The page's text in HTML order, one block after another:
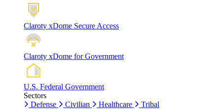
Claroty xDome Secure Access
Claroty xDome for Government
U.S. Federal Government
Sectors
Defense
Civilian Healthcare Tribal